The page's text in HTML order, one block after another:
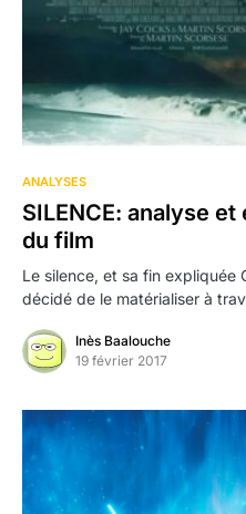
ANALYSES
SILENCE: analyse
du film
Le silence, et sa fin expliquée
décidé de le matérialiser à
Inès Baalouche
19 février 2017